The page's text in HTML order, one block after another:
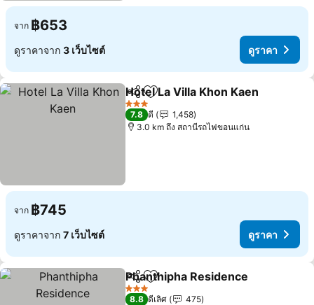
จาก ฿653
ดูราคาจาก 3 เว็บไซต์ ดูราคา
แชร์ เพิ่มในรายการโปรด
Hotel La Villa Khon Kaen
3 ดาว
7.8 ดี
1,458
3.0 km ถึง สถานีรถไฟขอนแก่น
จาก ฿745
ดูราคาจาก 7 เว็บไซต์ ดูราคา
แชร์ เพิ่มในรายการโปรด
Phanthipha Residence
3 ดาว
8.8 ดีเลิศ
475